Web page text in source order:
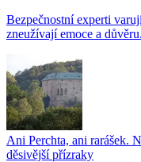
Bezpečnostní experti
zneužívají emoce a
Ani Perchta, ani rarášek.
děsivější přízraky